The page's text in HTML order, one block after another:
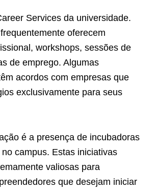
Services da universidade.
oferecem
workshops, sessões de
de emprego. Algumas
acordos com empresas que
exclusivamente para seus
é a presença de incubadoras
campus. Estas iniciativas
valiosas para
que desejam iniciar